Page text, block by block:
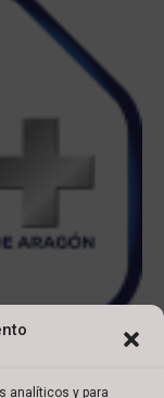
analíticos y para